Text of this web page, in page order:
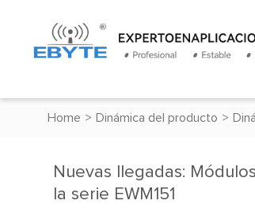
Home > Dinámica del producto >
Nuevas llegadas:
la serie EWM151